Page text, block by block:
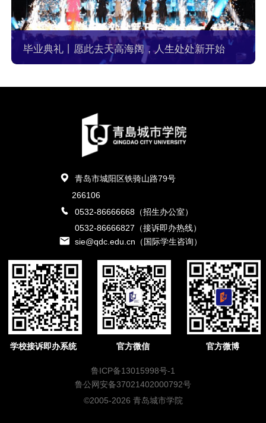
毕业典礼丨愿此去天高海阔，人生处处新开始
青岛市城阳区铁骑山路79号
266106
0532-86666668（招生办公室）
0532-86666827（接诉即办热线）
sie@qdc.edu.cn（国际学生咨询）
学校接诉即办系统 官方微信 官方微博
鲁ICP备13015998号-1
鲁公网安备37021402000792号
©2005-2026 青岛城市学院